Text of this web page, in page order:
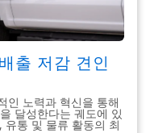
출 저감 견인
인 노력과 혁신을 통해
달성한다는 궤도에 있
유통 및 물류 활동의 최